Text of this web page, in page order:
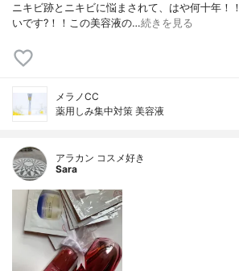
ニキビ跡とニキビに悩まされて、はや何十年！
いです?！！この美容液の…続きを見る
メラノCC
薬用しみ集中対策 美容液
アラカン コスメ好き
Sara